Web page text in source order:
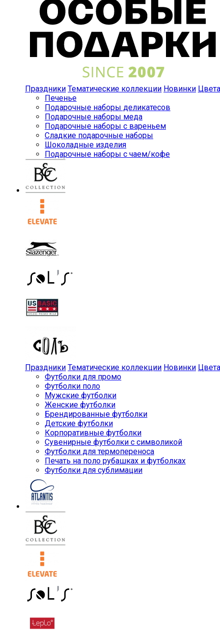
Праздники Тематические коллекции Новинки Цвета
Печенье
Подарочные наборы деликатесов
Подарочные наборы меда
Подарочные наборы с вареньем
Сладкие подарочные наборы
Шоколадные изделия
Подарочные наборы с чаем/кофе
Праздники Тематические коллекции Новинки Цвета
Футболки для промо
Футболки поло
Мужские футболки
Женские футболки
Брендированные футболки
Детские футболки
Корпоративные футболки
Сувенирные футболки с символикой
Футболки для термопереноса
Печать на поло рубашках и футболках
Футболки для сублимации